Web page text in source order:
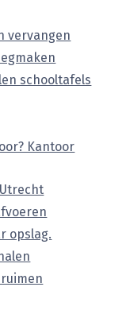
vervangen
schooltafels
Kantoor
opslag.